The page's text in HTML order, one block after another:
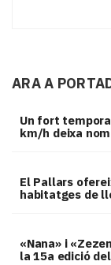
ARA A
Un fort
km/h deixa
El Pallars
habitatges de
«Nana» i
la 15a edició